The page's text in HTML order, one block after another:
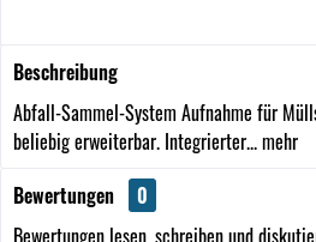
Beschreibung
Abfall-Sammel-System Aufnahme für
beliebig erweiterbar. Integrierter...mehr
Bewertungen
0
Bewertungen lesen, schreiben und